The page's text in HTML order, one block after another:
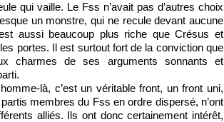
qui vaille. Le Fss n’avait pas d’autres choix
un monstre, qui ne recule devant aucune
aussi beaucoup plus riche que Crésus et
portes. Il est surtout fort de la conviction que
charmes de ses arguments sonnants et
là, c’est un véritable front, un front uni,
membres du Fss en ordre dispersé, n’ont
alliés. Ils ont donc certainement intérêt,